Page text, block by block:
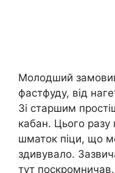
Молодший замовив
фастфуду, від
Зі старшим
кабан. Цього разу
шматок піци, що
здивувало.
тут